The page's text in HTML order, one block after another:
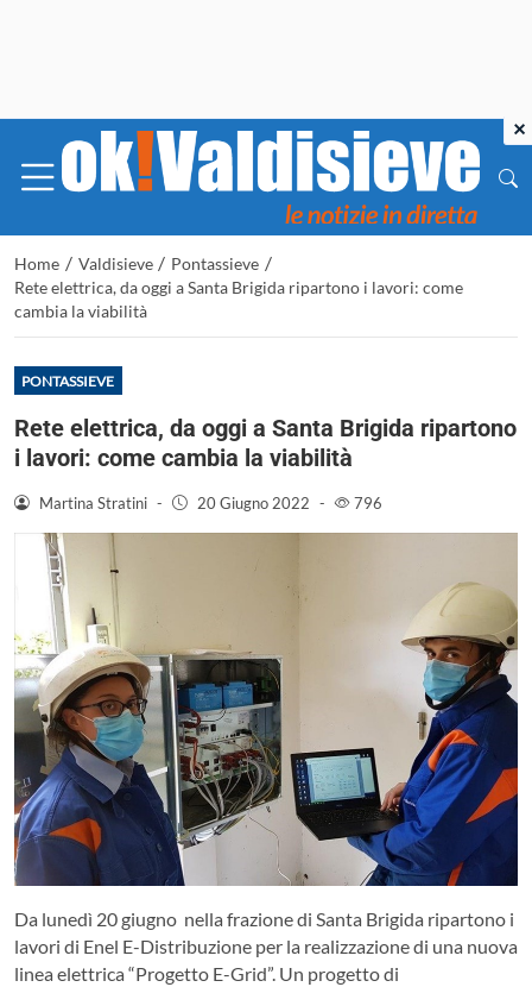
Home / Valdisieve / Pontassieve /
Rete elettrica, da oggi a Santa Brigida ripartono i lavori: come
cambia la viabilità
PONTASSIEVE
Rete elettrica, da oggi a Santa Brigida ripartono
i lavori: come cambia la viabilità
Martina Stratini - 20 Giugno 2022 - 796
Da lunedì 20 giugno nella frazione di Santa Brigida ripartono i
lavori di Enel E-Distribuzione per la realizzazione di una nuova
linea elettrica “Progetto E-Grid”. Un progetto di
×